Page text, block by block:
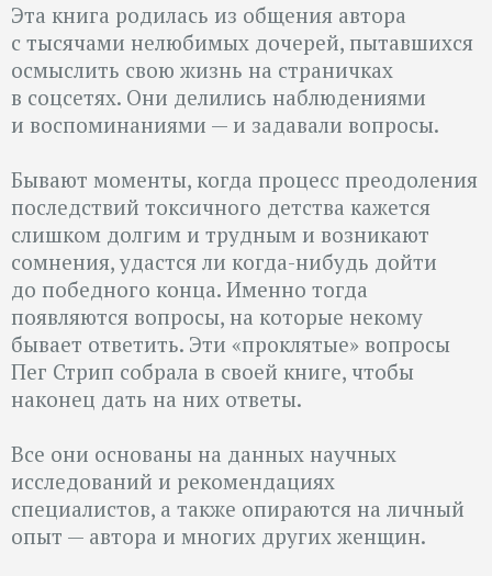
Эта книга родилась из общения автора
с тысячами нелюбимых дочерей, пытавшихся
осмыслить свою жизнь на страничках
в соцсетях. Они делились наблюдениями
и воспоминаниями — и задавали вопросы.
Бывают моменты, когда процесс преодоления
последствий токсичного детства кажется
слишком долгим и трудным и возникают
сомнения, удастся ли когда-нибудь дойти
до победного конца. Именно тогда
появляются вопросы, на которые некому
бывает ответить. Эти «проклятые» вопросы
Пег Стрип собрала в своей книге, чтобы
наконец дать на них ответы.
Все они основаны на данных научных
исследований и рекомендациях
специалистов, а также опираются на личный
опыт — автора и многих других женщин.